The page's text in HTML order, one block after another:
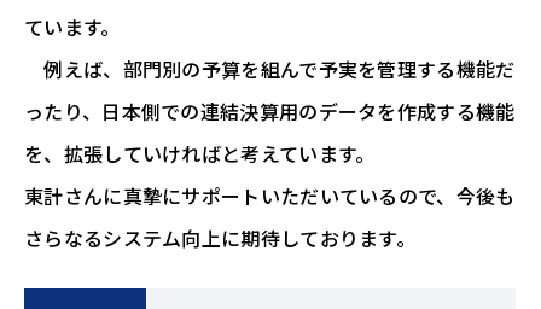
ています。
例えば、部門別の予算を組んで予実を管理する機能だ
ったり、日本側での連結決算用のデータを作成する機能
を、拡張していければと考えています。
東計さんに真摯にサポートいただいているので、今後も
さらなるシステム向上に期待しております。